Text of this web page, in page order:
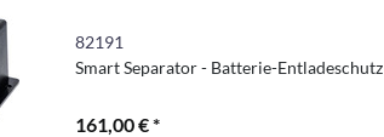
82191
Smart Separator - Batterie-Entladeschutz
161,00 € *